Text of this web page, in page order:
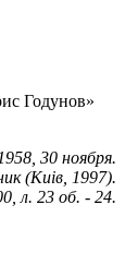
Годунов»
30 ноября.
(Киiв, 1997).
л. 23 об. - 24.